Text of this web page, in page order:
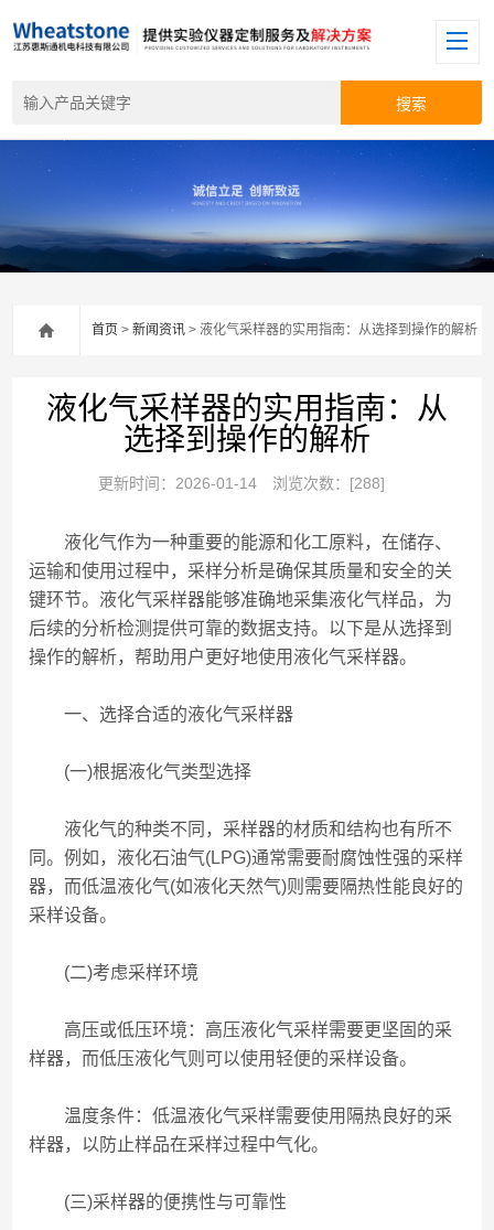
首页 >新闻资讯 > 液化气采样器的实用指南：从选择到操作的解析
液化气采样器的实用指南：从
选择到操作的解析
更新时间：2026-01-14 浏览次数：[288]
液化气作为一种重要的能源和化工原料，在储存、
运输和使用过程中，采样分析是确保其质量和安全的关
键环节。液化气采样器能够准确地采集液化气样品，为
后续的分析检测提供可靠的数据支持。以下是从选择到
操作的解析，帮助用户更好地使用液化气采样器。
一、选择合适的液化气采样器
(一)根据液化气类型选择
液化气的种类不同，采样器的材质和结构也有所不
同。例如，液化石油气(LPG)通常需要耐腐蚀性强的采样
器，而低温液化气(如液化天然气)则需要隔热性能良好的
采样设备。
(二)考虑采样环境
高压或低压环境：高压液化气采样需要更坚固的采
样器，而低压液化气则可以使用轻便的采样设备。
温度条件：低温液化气采样需要使用隔热良好的采
样器，以防止样品在采样过程中气化。
(三)采样器的便携性与可靠性